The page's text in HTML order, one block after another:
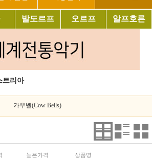
발도르프 오르프 알프호른
트리아
카우벨(Cow Bells)
높은가격 상품명